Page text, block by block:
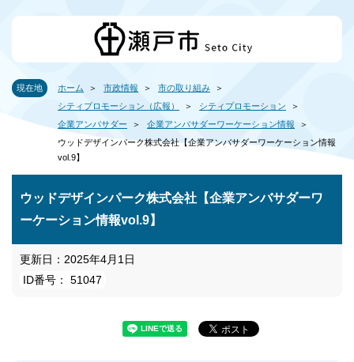
現在地 ホーム 市政情報
市の取り組み
シティプロモーション（広報）
シティプロモーション
企業アンバサダー
企業アンバサダーワーケーション情報
ウッドデザインパーク株式会社【企業アンバサダーワーケーション情報
vol.9】
ウッドデザインパーク株式会社【企業アンバサダーワ
ーケーション情報vol.9】
更新日：2025年4月1日
ID番号： 51047